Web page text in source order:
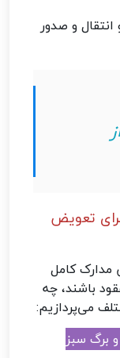
و صدور
تعویض
مدارک کامل
باشند، چه
می‌پردازیم: